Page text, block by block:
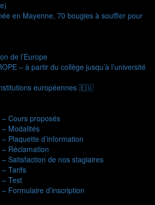
en Mayenne, 70 bougies à souffler pour
de l’Europe
– à partir du collège jusqu’à l’université
européennes 🇪🇺
Cours proposés
Modalités
Plaquette d’information
Réclamation
Satisfaction de nos stagiaires
Tarifs
Test
Formulaire d’inscription